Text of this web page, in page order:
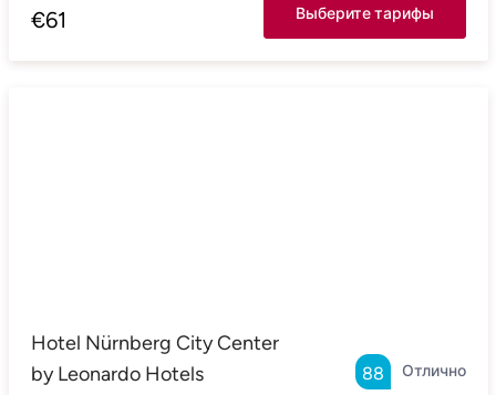
€61 Выберите тарифы
Hotel Nürnberg City Center
by Leonardo Hotels
Отлично
88